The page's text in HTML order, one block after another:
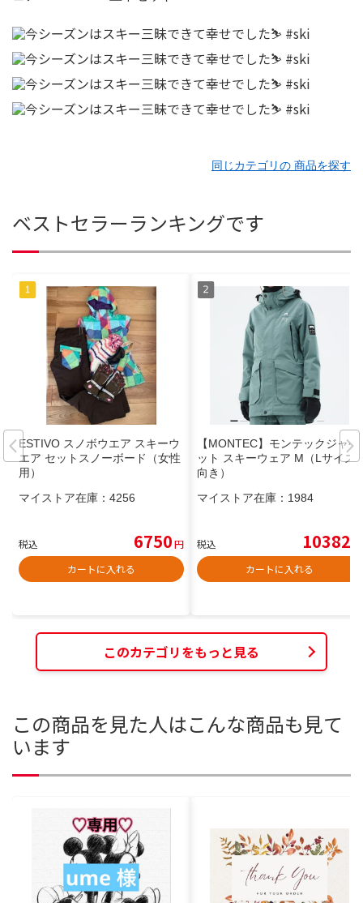
同じカテゴリの 商品を探す
ベストセラーランキングです
ESTIVO スノボウエア スキーウ
エア セットスノーボード（女性
用）
マイストア在庫： 4256
税込 6750円
カートに入れる
【MONTEC】モンテックジャケ
ット スキーウェア М（Lサイズ
向き）
マイストア在庫： 1984
税込 10382
カートに入れる
このカテゴリをもっと見る
この商品を見た人はこんな商品も見て
います